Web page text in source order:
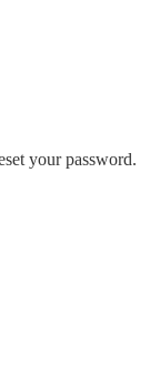
your password.